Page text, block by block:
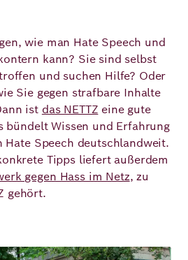
wie man Hate Speech und
kann? Sie sind selbst
und suchen Hilfe? Oder
Sie gegen strafbare Inhalte
ist das NETTZ eine gute
bündelt Wissen und Erfahrung
Hate Speech deutschlandweit.
Tipps liefert außerdem
gegen Hass im Netz, zu
gehört.